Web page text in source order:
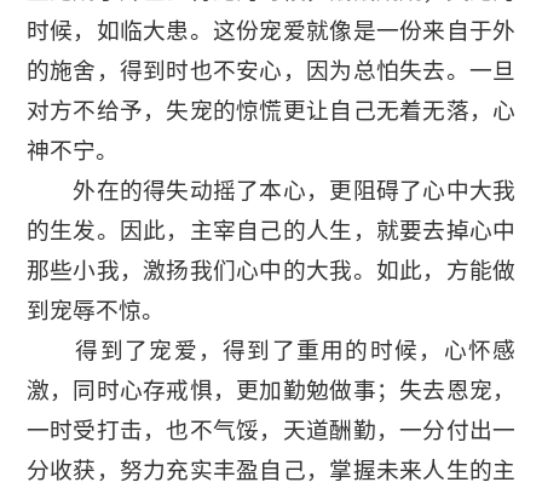
时候，如临大患。这份宠爱就像是一份来自于外
的施舍，得到时也不安心，因为总怕失去。一旦
对方不给予，失宠的惊慌更让自己无着无落，心
神不宁。
外在的得失动摇了本心，更阻碍了心中大我
的生发。因此，主宰自己的人生，就要去掉心中
那些小我，激扬我们心中的大我。如此，方能做
到宠辱不惊。
得到了宠爱，得到了重用的时候，心怀感
激，同时心存戒惧，更加勤勉做事；失去恩宠，
一时受打击，也不气馁，天道酬勤，一分付出一
分收获，努力充实丰盈自己，掌握未来人生的主